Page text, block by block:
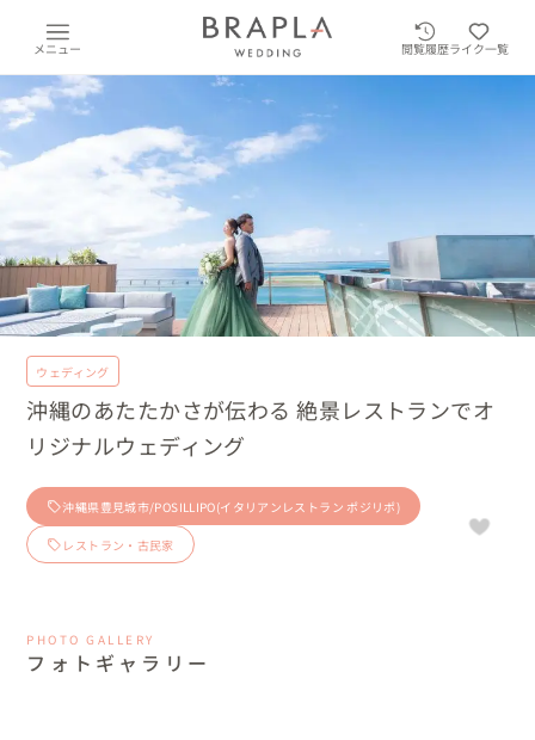
メニュー 閲覧履歴ライク一覧
ウェディング
沖縄のあたたかさが伝わる 絶景レストランでオ
リジナルウェディング
沖縄県豊見城市/POSILLIPO(イタリアンレストラン ポジリポ)
レストラン・古民家
PHOTO GALLERY
フォトギャラリー